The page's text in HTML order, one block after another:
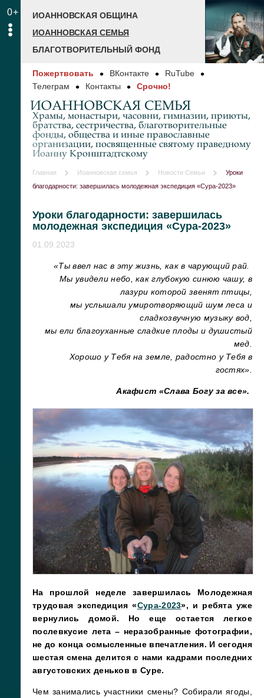
0+
ИОАННОВСКАЯ ОБЩИНА
ИОАННОВСКАЯ СЕМЬЯ
БЛАГОТВОРИТЕЛЬНЫЙ ФОНД
Пожертвовать ВКонтакте
RuTube
Телеграм
Контакты Срочно!
ИОАННОВСКАЯ СЕМЬЯ
Храмы, монастыри, часовни, гимназии, приюты,
братства, сестричества, благотворительные
фонды, общества и иные православные
организации, посвященные святому праведному
Иоанну Кронштадтскому
Главная Иоанновская семья Новости Семьи
Уроки
благодарности: завершилась молодежная экспедиция «Сура-2023»
Уроки благодарности: завершилась
молодежная экспедиция «Сура-2023»
01.09.2023
«Ты ввел нас в эту жизнь, как в чарующий рай.
Мы увидели небо, как глубокую синюю чашу, в
лазури которой звенят птицы,
мы услышали умиротворяющий шум леса и
сладкозвучную музыку вод,
мы ели благоуханные сладкие плоды и душистый
мед.
Хорошо у Тебя на земле, радостно у Тебя в
гостях».
Акафист «Слава Богу за все».
На прошлой неделе завершилась Молодежная
трудовая экспедиция «Сура-2023», и ребята уже
вернулись домой. Но еще остается легкое
послевкусие лета – неразобранные фотографии,
не до конца осмысленные впечатления. И сегодня
шестая смена делится с нами кадрами последних
августовских деньков в Суре.
Чем занимались участники смены? Собирали ягоды,